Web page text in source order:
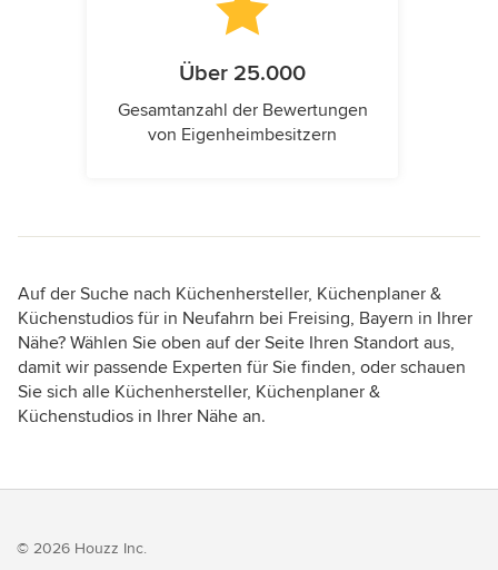
Über 25.000
Gesamtanzahl der Bewertungen
von Eigenheimbesitzern
Auf der Suche nach Küchenhersteller, Küchenplaner &
Küchenstudios für in Neufahrn bei Freising, Bayern in Ihrer
Nähe? Wählen Sie oben auf der Seite Ihren Standort aus,
damit wir passende Experten für Sie finden, oder schauen
Sie sich alle Küchenhersteller, Küchenplaner &
Küchenstudios in Ihrer Nähe an.
© 2026 Houzz Inc.